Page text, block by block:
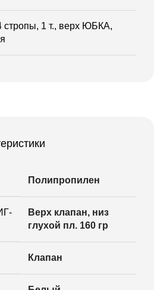
стропы, 1 т., верх ЮБКА,
Полипропилен
Верх клапан, низ
глухой пл. 160 гр
Клапан